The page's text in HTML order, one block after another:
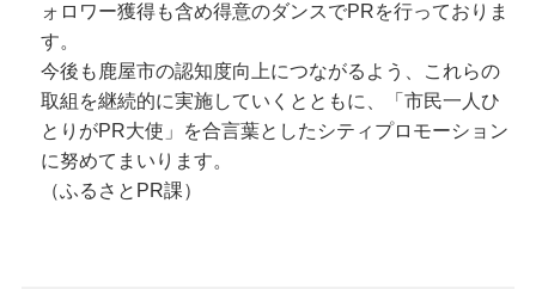
ォロワー獲得も含め得意のダンスでPRを行っておりま
す。
今後も鹿屋市の認知度向上につながるよう、これらの
取組を継続的に実施していくとともに、「市民一人ひ
とりがPR大使」を合言葉としたシティプロモーション
に努めてまいります。
（ふるさとPR課）